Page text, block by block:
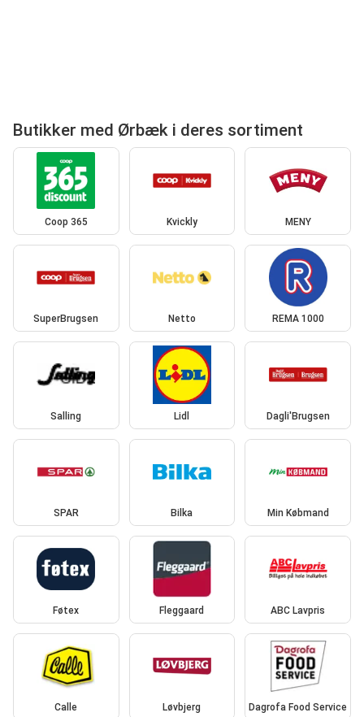
Butikker med Ørbæk i deres sortiment
Coop 365 Kvickly MENY
SuperBrugsen Netto REMA 1000
Salling Lidl Dagli'Brugsen
SPAR Bilka Min Købmand
Føtex Fleggaard ABC Lavpris
Calle Løvbjerg Dagrofa Food Service